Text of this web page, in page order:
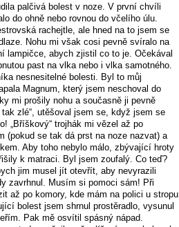
palčivá bolest v noze. V první chvíli
do ohně nebo rovnou do včelího úlu.
rachejtle, ale hned na to jsem se
Nohu mi však cosi pevně svíralo na
lampičce, abych zjistil co to je. Očekával
past na vlka nebo i vlka samotného.
nesnesitelné bolesti. Byl to můj
Magnum, který jsem neschoval do
mi prošily nohu a současně ji pevně
zlé“, utěšoval jsem se, když jsem se
„Bříškový“ trojhák mi vězel až po
(pokud se tak dá prst na noze nazvat) a
Aby toho nebylo málo, zbývající hroty
k matraci. Byl jsem zoufalý. Co teď?
jim musel jít otevřít, aby nevyrazili
zavrhnul. Musím si pomoci sám! Při
až po komory, kde mám na polici u stropu
bolest jsem shrnul prostěradlo, vysunul
Pak mě osvítil spásný nápad.